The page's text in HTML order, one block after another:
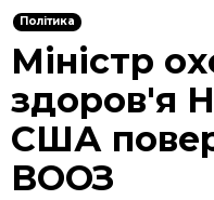
Політика
Міністр
здоров'я
США
ВООЗ